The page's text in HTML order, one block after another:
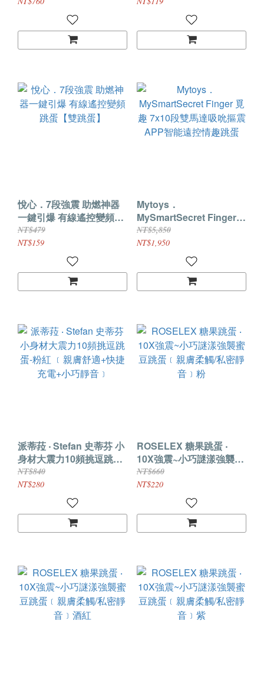
悅心．7段強震 助燃神器
一鍵引爆 有線遙控變頻跳
蛋【雙跳蛋】
NT$479
NT$159
Mytoys．
MySmartSecret Finger
覓趣 7x10段雙馬達吸吮摳
震 APP智能遠控情趣跳蛋
NT$5,850
NT$1,950
派蒂菈 ‧ Stefan 史蒂芬 小
身材大震力10頻挑逗跳蛋-
粉紅 ﹝親膚舒適+快捷充
電+小巧靜音﹞
NT$840
NT$280
ROSELEX 糖果跳蛋 ‧
10X強震~小巧謎漾強襲蜜
豆跳蛋﹝親膚柔觸/私密靜
音﹞粉
NT$660
NT$220